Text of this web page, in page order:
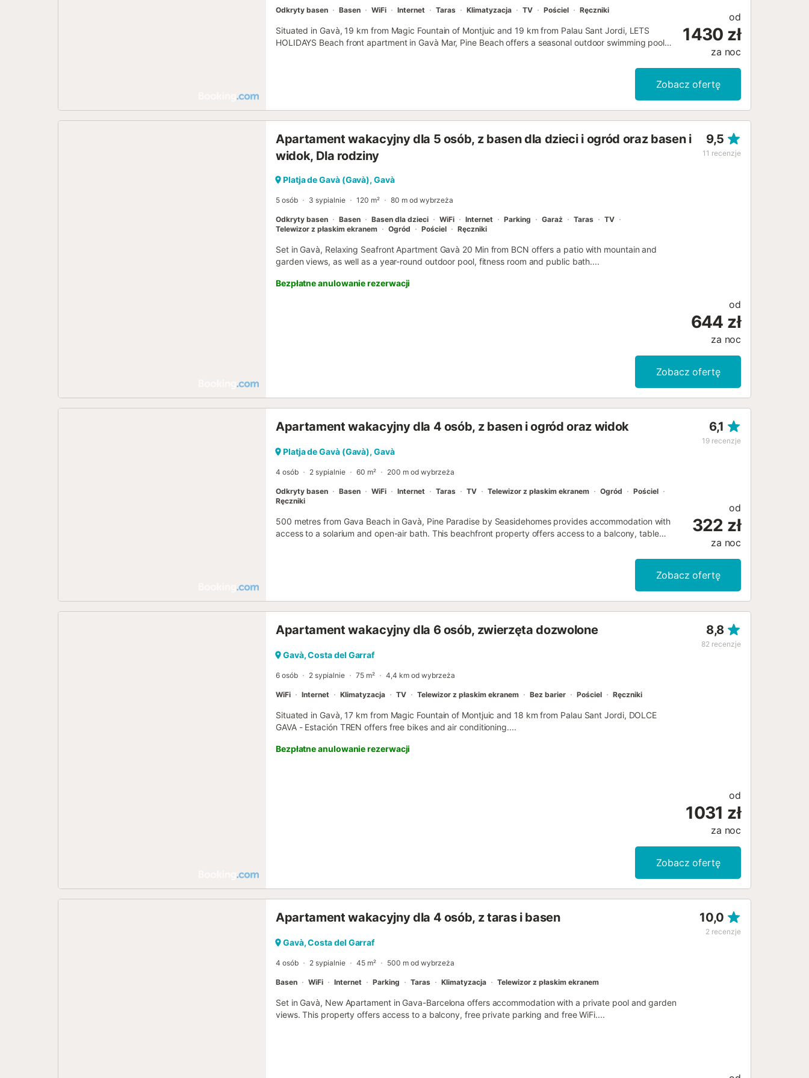
Odkryty basen Basen WiFi Internet Taras Klimatyzacja TV Pościel Ręczniki
Situated in Gavà, 19 km from Magic Fountain of Montjuic and 19 km from Palau Sant Jordi, LETS
HOLIDAYS Beach front apartment in Gavà Mar, Pine Beach offers a seasonal outdoor swimming pool
od
1430 zł
za noc
Zobacz ofertę
Apartament wakacyjny dla 5 osób, z basen dla dzieci i ogród oraz basen i
widok, Dla rodziny
9,5
11 recenzje
Platja de Gavà (Gavà), Gavà
5 osób 3 sypialnie 120 m² 80 m od wybrzeża
Odkryty basen Basen Basen dla dzieci WiFi Internet Parking Garaż Taras
TV
Telewizor z płaskim ekranem
Ogród Pościel Ręczniki
Set in Gavà, Relaxing Seafront Apartment Gavà 20 Min from BCN offers a patio with mountain and
garden views, as well as a year-round outdoor pool, fitness room and public bath....
Bezpłatne anulowanie rezerwacji
od
644 zł
za noc
Zobacz ofertę
Apartament wakacyjny dla 4 osób, z basen i ogród oraz widok 6,1
19 recenzje
Platja de Gavà (Gavà), Gavà
4 osób 2 sypialnie 60 m² 200 m od wybrzeża
Odkryty basen Basen WiFi Internet Taras TV Telewizor z płaskim ekranem Ogród
Pościel
Ręczniki
500 metres from Gava Beach in Gavà, Pine Paradise by Seasidehomes provides accommodation with
access to a solarium and open-air bath. This beachfront property offers access to a balcony, table
od
322 zł
za noc
Zobacz ofertę
Apartament wakacyjny dla 6 osób, zwierzęta dozwolone 8,8
82 recenzje
Gavà, Costa del Garraf
6 osób 2 sypialnie 75 m² 4,4 km od wybrzeża
WiFi Internet Klimatyzacja TV Telewizor z płaskim ekranem Bez barier Pościel Ręczniki
Situated in Gavà, 17 km from Magic Fountain of Montjuic and 18 km from Palau Sant Jordi, DOLCE
GAVA - Estación TREN offers free bikes and air conditioning....
Bezpłatne anulowanie rezerwacji
od
1031 zł
za noc
Zobacz ofertę
Apartament wakacyjny dla 4 osób, z taras i basen 10,0
2 recenzje
Gavà, Costa del Garraf
4 osób 2 sypialnie 45 m² 500 m od wybrzeża
Basen WiFi Internet Parking Taras Klimatyzacja Telewizor z płaskim ekranem
Set in Gavà, New Apartament in Gava-Barcelona offers accommodation with a private pool and garden
views. This property offers access to a balcony, free private parking and free WiFi....